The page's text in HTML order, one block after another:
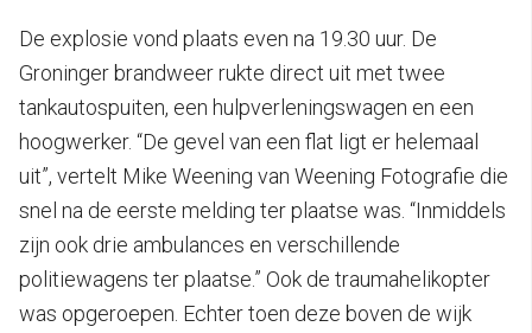
De explosie vond plaats even na 19.30 uur. De
Groninger brandweer rukte direct uit met twee
tankautospuiten, een hulpverleningswagen en een
hoogwerker. “De gevel van een flat ligt er helemaal
uit”, vertelt Mike Weening van Weening Fotografie die
snel na de eerste melding ter plaatse was. “Inmiddels
zijn ook drie ambulances en verschillende
politiewagens ter plaatse.” Ook de traumahelikopter
was opgeroepen. Echter toen deze boven de wijk